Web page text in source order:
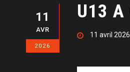
11
AVR
2026
U13 A
11 avril 2026